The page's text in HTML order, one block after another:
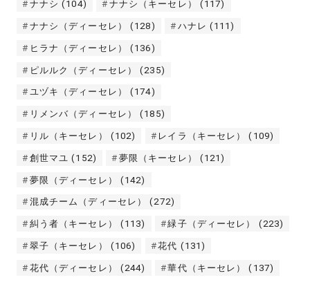
ナナシ (104) ナナシ（キーセレ） (117)
ナナシ（ディーセレ） (128) ハナレ (111)
ヒラナ（ディーセレ） (136)
ピルルク（ディーセレ） (235)
ユヅキ（ディーセレ） (174)
リメンバ（ディーセレ） (185)
リル（キーセレ） (102) レイラ（キーセレ） (109)
創世マユ (152) 夢限（キーセレ） (121)
夢限（ディーセレ） (142)
混成チーム（ディーセレ） (272)
糾う者（キーセレ） (113) 緑子（ディーセレ） (223)
翠子（キーセレ） (106) 花代 (131)
花代（ディーセレ） (244) 華代（キーセレ） (137)